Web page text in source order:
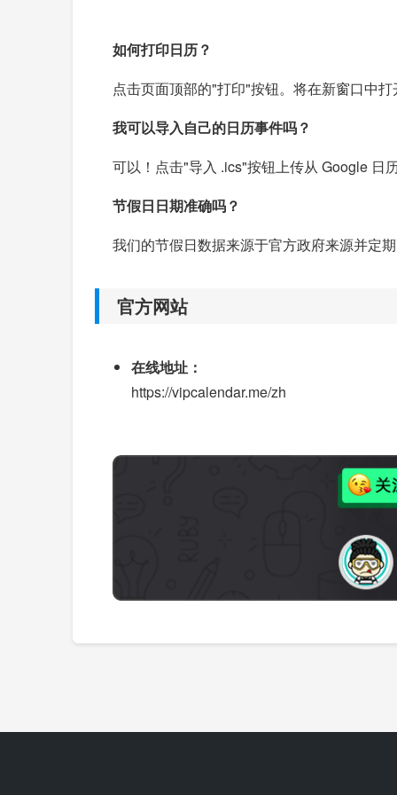
如何打印日历？
点击页面顶部的"打印"按钮。将在新窗口中
我可以导入自己的日历事件吗？
可以！点击"导入 .ics"按钮上传从 Google 日
节假日日期准确吗？
我们的节假日数据来源于官方政府来源并定
官方网站
在线地址：
https://vipcalendar.me/zh